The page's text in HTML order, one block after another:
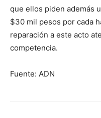
que ellos piden además
$30 mil pesos por cada
reparación a este acto
competencia.
Fuente: ADN